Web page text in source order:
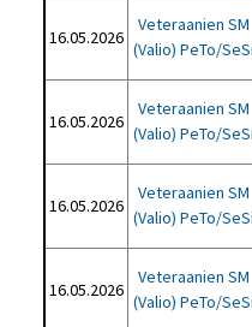
16.05.2026
Veteraanien SM
(Valio) PeTo/SeSi
16.05.2026
Veteraanien SM
(Valio) PeTo/SeSi
16.05.2026
Veteraanien SM
(Valio) PeTo/SeSi
16.05.2026
Veteraanien SM
(Valio) PeTo/SeSi